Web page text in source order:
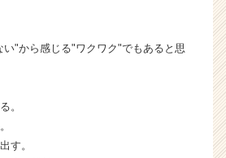
"から感じる"ワクワク"でもあると思
。
す。